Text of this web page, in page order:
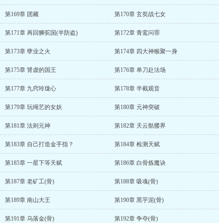
第169章 团藏 第170章 玄奘战七女
第171章 再回狮驼国(半防盗) 第172章 青鸾问罪
第173章 孽业之火 第174章 四大神猴聚一身
第175章 肾虚的国王 第176章 单刀赴法场
第177章 九窍玲珑心 第178章 半截观音
第179章 玩绳艺的女妖 第180章 元神突破
第181章 法则元神 第182章 天云骷髅界
第183章 自己打造金手指？ 第184章 检测天赋
第185章 一星下等天赋 第186章 白骨炼魔诀
第187章 老矿工(骨) 第188章 吸魂(骨)
第189章 南山大王 第190章 黑芋泥(骨)
第191章 乌落金(骨) 第192章 争夺(骨)